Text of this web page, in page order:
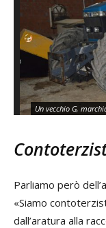
Un vecchio G,
Parliamo però
«Siamo
dall’aratura alla